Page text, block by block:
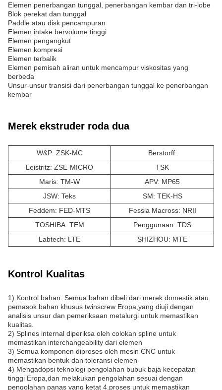
Elemen penerbangan tunggal, penerbangan kembar dan tri-lobe
Blok perekat dan tunggal
Paddle atau disk pencampuran
Elemen intake bervolume tinggi
Elemen pengangkut
Elemen kompresi
Elemen terbalik
Elemen pemisah aliran untuk mencampur viskositas yang
berbeda
Unsur-unsur transisi dari penerbangan tunggal ke penerbangan
kembar
Merek ekstruder roda dua
W&P: ZSK-MC
Berstorff:
Leistritz: ZSE-MICRO
TSK
Maris: TM-W
APV: MP65
JSW: Teks
SM: TEK-HS
Feddem: FED-MTS
Fessia Macross: NRII
TOSHIBA: TEM
Penggunaan: TDS
Labtech: LTE
SHIZHOU: MTE
Kontrol Kualitas
1) Kontrol bahan: Semua bahan dibeli dari merek domestik atau
pemasok bahan khusus twinscrew Eropa,yang diuji dengan
analisis unsur dan pemeriksaan metalurgi untuk memastikan
kualitas.
2) Splines internal diperiksa oleh colokan spline untuk
memastikan interchangeability dari elemen
3) Semua komponen diproses oleh mesin CNC untuk
memastikan bentuk dan toleransi elemen
4) Mengadopsi teknologi pengolahan bubuk baja kecepatan
tinggi Eropa,dan melakukan pengolahan sesuai dengan
pengolahan panas yang ketat 4.proses untuk memastikan